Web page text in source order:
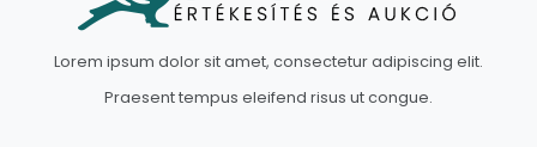
Lorem ipsum dolor sit amet, consectetur adipiscing elit.
Praesent tempus eleifend risus ut congue.